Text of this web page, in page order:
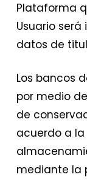
Plataforma
Usuario
datos de
Los bancos
por medio
de
acuerdo a
mediante la